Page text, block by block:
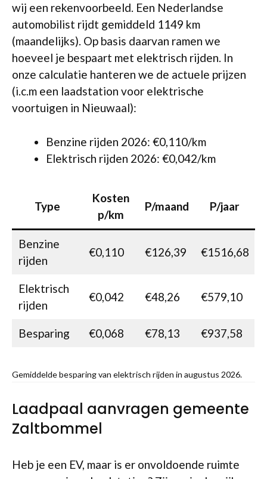
wij een rekenvoorbeeld. Een Nederlandse
automobilist rijdt gemiddeld 1149 km
(maandelijks). Op basis daarvan ramen we
hoeveel je bespaart met elektrisch rijden. In
onze calculatie hanteren we de actuele prijzen
(i.c.m een laadstation voor elektrische
voortuigen in Nieuwaal):
Benzine rijden 2026: €0,110/km
Elektrisch rijden 2026: €0,042/km
Type
Kosten
p/km
P/maand P/jaar
Benzine
rijden
€0,110 €126,39 €1516,68
Elektrisch
rijden
€0,042 €48,26 €579,10
Besparing €0,068 €78,13 €937,58
Gemiddelde besparing van elektrisch rijden in augustus 2026.
Laadpaal aanvragen gemeente
Zaltbommel
Heb je een EV, maar is er onvoldoende ruimte